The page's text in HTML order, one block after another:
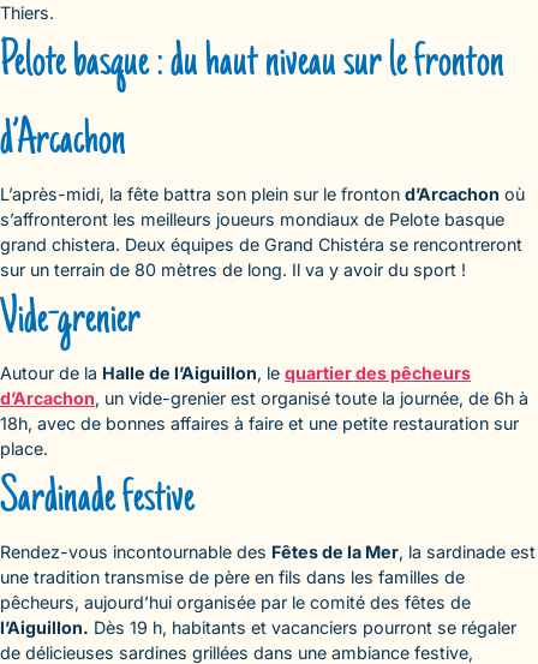
Thiers.
Pelote basque : du haut niveau sur le fronton
d’Arcachon
L’après-midi, la fête battra son plein sur le fronton d’Arcachon où
s’affronteront les meilleurs joueurs mondiaux de Pelote basque
grand chistera. Deux équipes de Grand Chistéra se rencontreront
sur un terrain de 80 mètres de long. Il va y avoir du sport !
Vide-grenier
Autour de la Halle de l’Aiguillon, le quartier des pêcheurs
d’Arcachon, un vide-grenier est organisé toute la journée, de 6h à
18h, avec de bonnes affaires à faire et une petite restauration sur
place.
Sardinade festive
Rendez-vous incontournable des Fêtes de la Mer, la sardinade est
une tradition transmise de père en fils dans les familles de
pêcheurs, aujourd’hui organisée par le comité des fêtes de
l’Aiguillon. Dès 19 h, habitants et vacanciers pourront se régaler
de délicieuses sardines grillées dans une ambiance festive,